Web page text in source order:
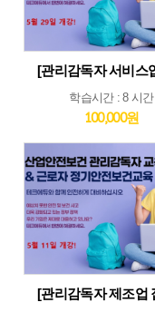
학습시간 : 8 시간
100,000원